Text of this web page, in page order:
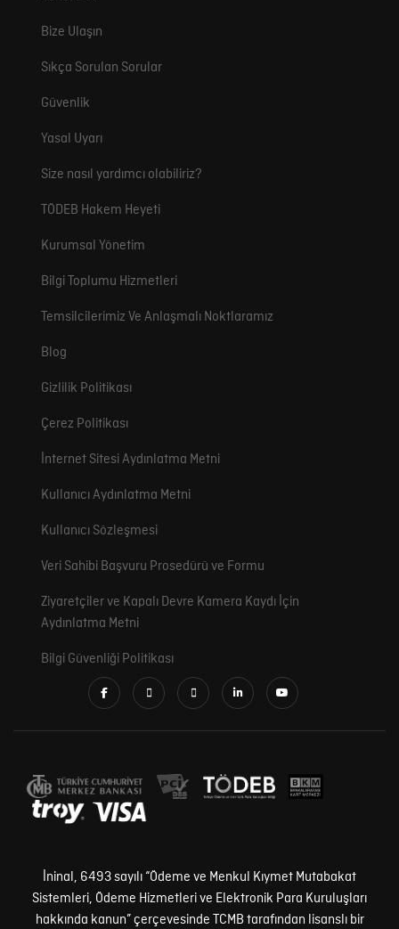
Bize Ulaşın
Sıkça Sorulan Sorular
Güvenlik
Yasal Uyarı
Size nasıl yardımcı olabiliriz?
TÖDEB Hakem Heyeti
Kurumsal Yönetim
Bilgi Toplumu Hizmetleri
Temsilcilerimiz Ve Anlaşmalı Noktlaramız
Blog
Gizlilik Politikası
Çerez Politikası
İnternet Sitesi Aydınlatma Metni
Kullanıcı Aydınlatma Metni
Kullanıcı Sözleşmesi
Veri Sahibi Başvuru Prosedürü ve Formu
Ziyaretçiler ve Kapalı Devre Kamera Kaydı İçin
Aydınlatma Metni
Bilgi Güvenliği Politikası
İninal, 6493 sayılı “Ödeme ve Menkul Kıymet Mutabakat
Sistemleri, Ödeme Hizmetleri ve Elektronik Para Kuruluşları
hakkında kanun” çerçevesinde TCMB tarafından lisanslı bir